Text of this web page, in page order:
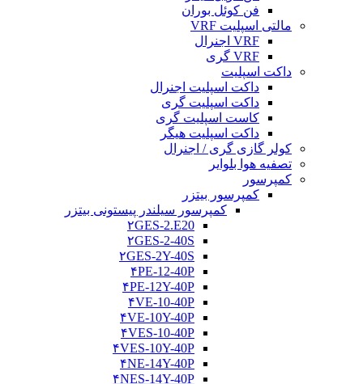
فن کوئل بوران
مالتی اسپلیت VRF
VRF اجنرال
VRF گری
داکت اسپلیت
داکت اسپلیت اجنرال
داکت اسپلیت گری
کاست اسپلیت گری
داکت اسپلیت هیگر
کولر گازی گری / اجنرال
تصفیه هوا بلوایر
کمپرسور
کمپرسور بیتزر
کمپرسور سیلندر پیستونی بیتزر
۲GES-2.E20
۲GES-2-40S
۲GES-2Y-40S
۴PE-12-40P
۴PE-12Y-40P
۴VE-10-40P
۴VE-10Y-40P
۴VES-10-40P
۴VES-10Y-40P
۴NE-14Y-40P
۴NES-14Y-40P